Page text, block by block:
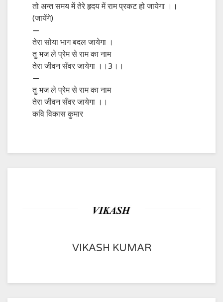
तो अन्त समय में तेरे हृदय में राम प्रकट हो जायेगा ।।
(जायेंगे)
—
तेरा सोया भाग बदल जायेगा ।
तु भज ले प्रेम से राम का नाम
तेरा जीवन सँवर जायेगा ।।3।।
—
तु भज ले प्रेम से राम का नाम
तेरा जीवन सँवर जायेगा ।।
कवि विकास कुमार
VIKASH KUMAR